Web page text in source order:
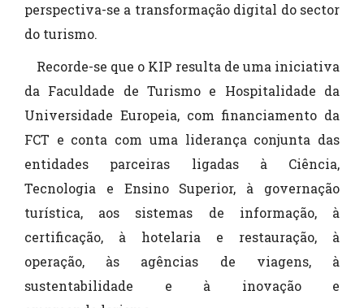
perspectiva-se a transformação digital do sector
do turismo.
Recorde-se que o KIP resulta de uma iniciativa
da Faculdade de Turismo e Hospitalidade da
Universidade Europeia, com financiamento da
FCT e conta com uma liderança conjunta das
entidades parceiras ligadas à Ciência,
Tecnologia e Ensino Superior, à governação
turística, aos sistemas de informação, à
certificação, à hotelaria e restauração, à
operação, às agências de viagens, à
sustentabilidade e à inovação e